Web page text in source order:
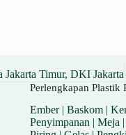
Timur, DKI Jakarta
Perlengkapan Plastik
Ember| Baskom|
Penyimpanan | Meja |